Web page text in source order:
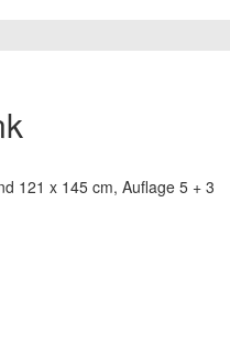
121 x 145 cm, Auflage 5 + 3